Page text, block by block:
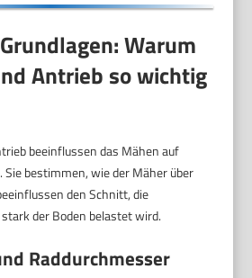
Warum
Antrieb so wichtig
beeinflussen das Mähen auf
Sie bestimmen, wie der Mäher über
den Schnitt, die
der Boden belastet wird.
Raddurchmesser